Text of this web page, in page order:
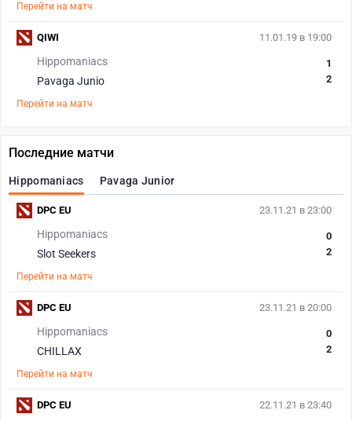
Перейти на матч
11.01.19 в 19:00
Hippomaniacs
Pavaga Junio
1
2
Перейти на матч
QIWI
Последние матчи
Hippomaniacs Pavaga Junior
23.11.21 в 23:00
Hippomaniacs
Slot Seekers
0
2
Перейти на матч
DPC EU
23.11.21 в 20:00
Hippomaniacs
CHILLAX
0
2
Перейти на матч
DPC EU
22.11.21 в 23:40
DPC EU